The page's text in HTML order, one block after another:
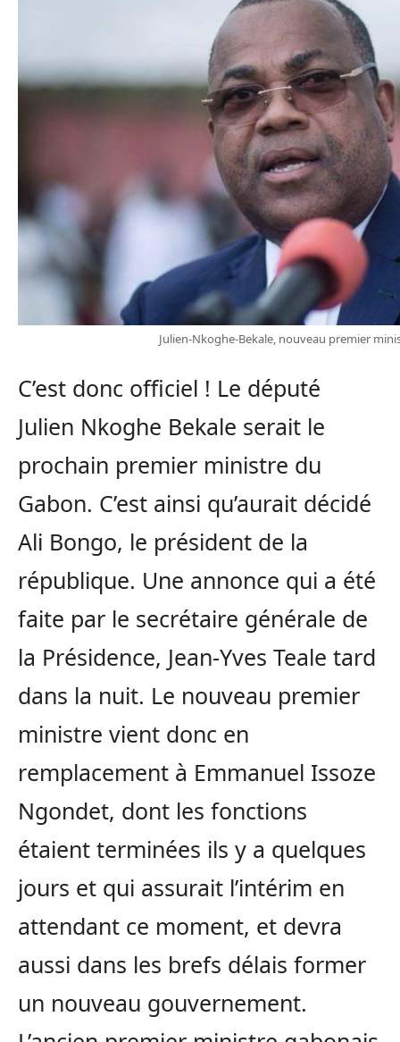
Julien-Nkoghe-Bekale, nouveau premier
C’est donc officiel ! Le député
Julien Nkoghe Bekale serait le
prochain premier ministre du
Gabon. C’est ainsi qu’aurait décidé
Ali Bongo, le président de la
république. Une annonce qui a été
faite par le secrétaire générale de
la Présidence, Jean-Yves Teale tard
dans la nuit. Le nouveau premier
ministre vient donc en
remplacement à Emmanuel Issoze
Ngondet, dont les fonctions
étaient terminées ils y a quelques
jours et qui assurait l’intérim en
attendant ce moment, et devra
aussi dans les brefs délais former
un nouveau gouvernement.